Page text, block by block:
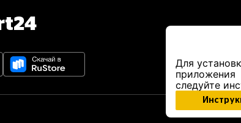
Для
приложения
следуйте